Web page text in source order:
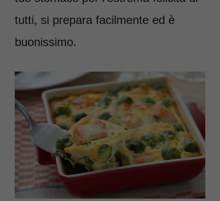
tutti, si prepara facilmente ed è
buonissimo.